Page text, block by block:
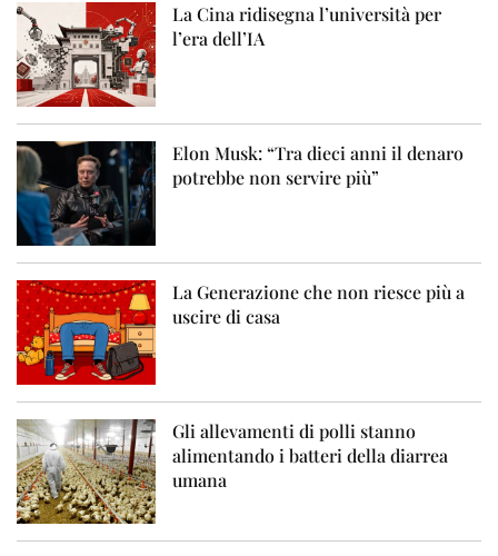
La Cina ridisegna l’università per
l’era dell’IA
Elon Musk: “Tra dieci anni il denaro
potrebbe non servire più”
La Generazione che non riesce più a
uscire di casa
Gli allevamenti di polli stanno
alimentando i batteri della diarrea
umana